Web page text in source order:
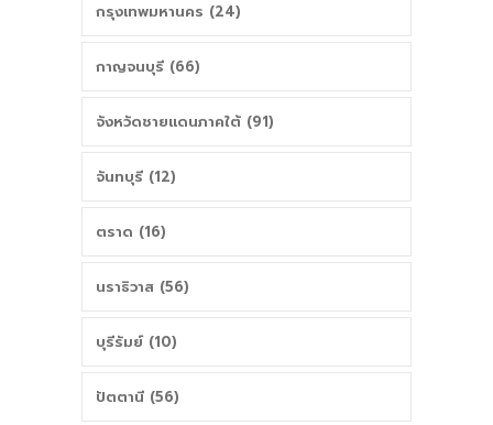
กรุงเทพมหานคร (24)
กาญจนบุรี (66)
จังหวัดชายแดนภาคใต้ (91)
จันทบุรี (12)
ตราด (16)
นราธิวาส (56)
บุรีรัมย์ (10)
ปัตตานี (56)